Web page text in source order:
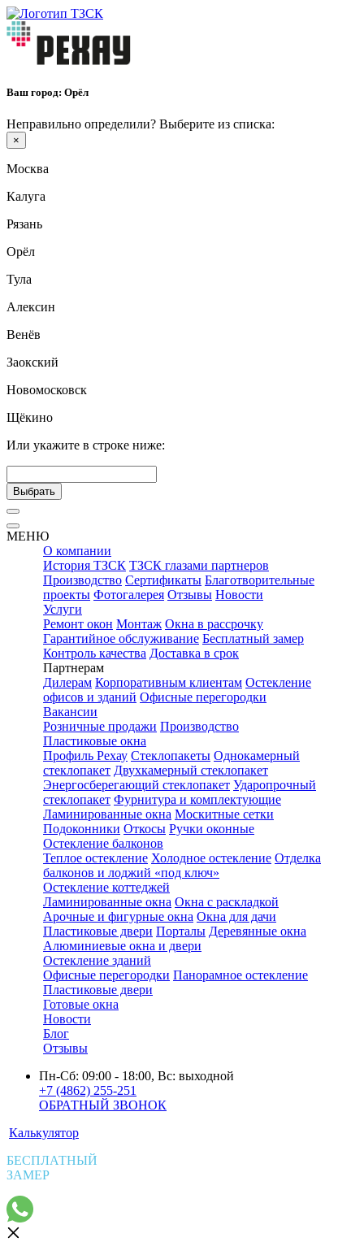
Ваш город: Орёл
Неправильно определили? Выберите из списка:
×
Москва
Калуга
Рязань
Орёл
Тула
Алексин
Венёв
Заокский
Новомосковск
Щёкино
Или укажите в строке ниже:
Выбрать
МЕНЮ
О компании
История ТЗСК ТЗСК глазами партнеров
Производство Сертификаты Благотворительные
проекты Фотогалерея Отзывы Новости
Услуги
Ремонт окон Монтаж Окна в рассрочку
Гарантийное обслуживание Бесплатный замер
Контроль качества Доставка в срок
Партнерам
Дилерам Корпоративным клиентам Остекление
офисов и зданий Офисные перегородки
Вакансии
Розничные продажи Производство
Пластиковые окна
Профиль Рехау Стеклопакеты Однокамерный
стеклопакет Двухкамерный стеклопакет
Энергосберегающий стеклопакет Ударопрочный
стеклопакет Фурнитура и комплектующие
Ламинированные окна Москитные сетки
Подоконники Откосы Ручки оконные
Остекление балконов
Теплое остекление Холодное остекление Отделка
балконов и лоджий «под ключ»
Остекление коттеджей
Ламинированные окна Окна с раскладкой
Арочные и фигурные окна Окна для дачи
Пластиковые двери Порталы Деревянные окна
Алюминиевые окна и двери
Остекление зданий
Офисные перегородки Панорамное остекление
Пластиковые двери
Готовые окна
Новости
Блог
Отзывы
Пн-Сб: 09:00 - 18:00, Вс: выходной
+7 (4862) 255-251
ОБРАТНЫЙ ЗВОНОК
Калькулятор
БЕСПЛАТНЫЙ
ЗАМЕР